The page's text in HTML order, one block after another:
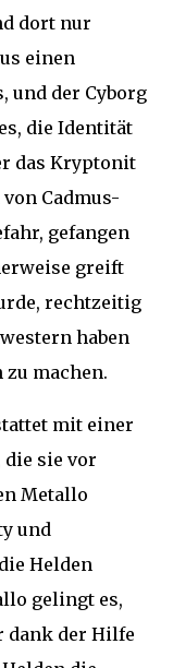
dort nur
einen
und der Cyborg
die Identität
das Kryptonit
Cadmus-
gefangen
greift
rechtzeitig
haben
machen.
mit einer
die sie vor
Metallo
und
Helden
gelingt es,
dank der Hilfe